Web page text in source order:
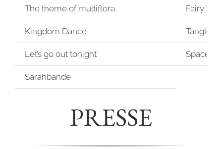
The theme of multiflora Fairy Tail
Kingdom Dance Tangled
Let’s go out tonight Space
Sarahbande
PRESSE